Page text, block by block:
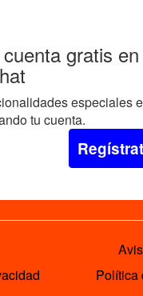
gratis en
especiales
tu cuenta.
Política